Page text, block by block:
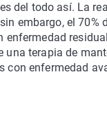
del todo así. La
embargo, el 70%
terapia de
enfermedad